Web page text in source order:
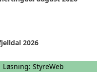
2026
StyreWeb